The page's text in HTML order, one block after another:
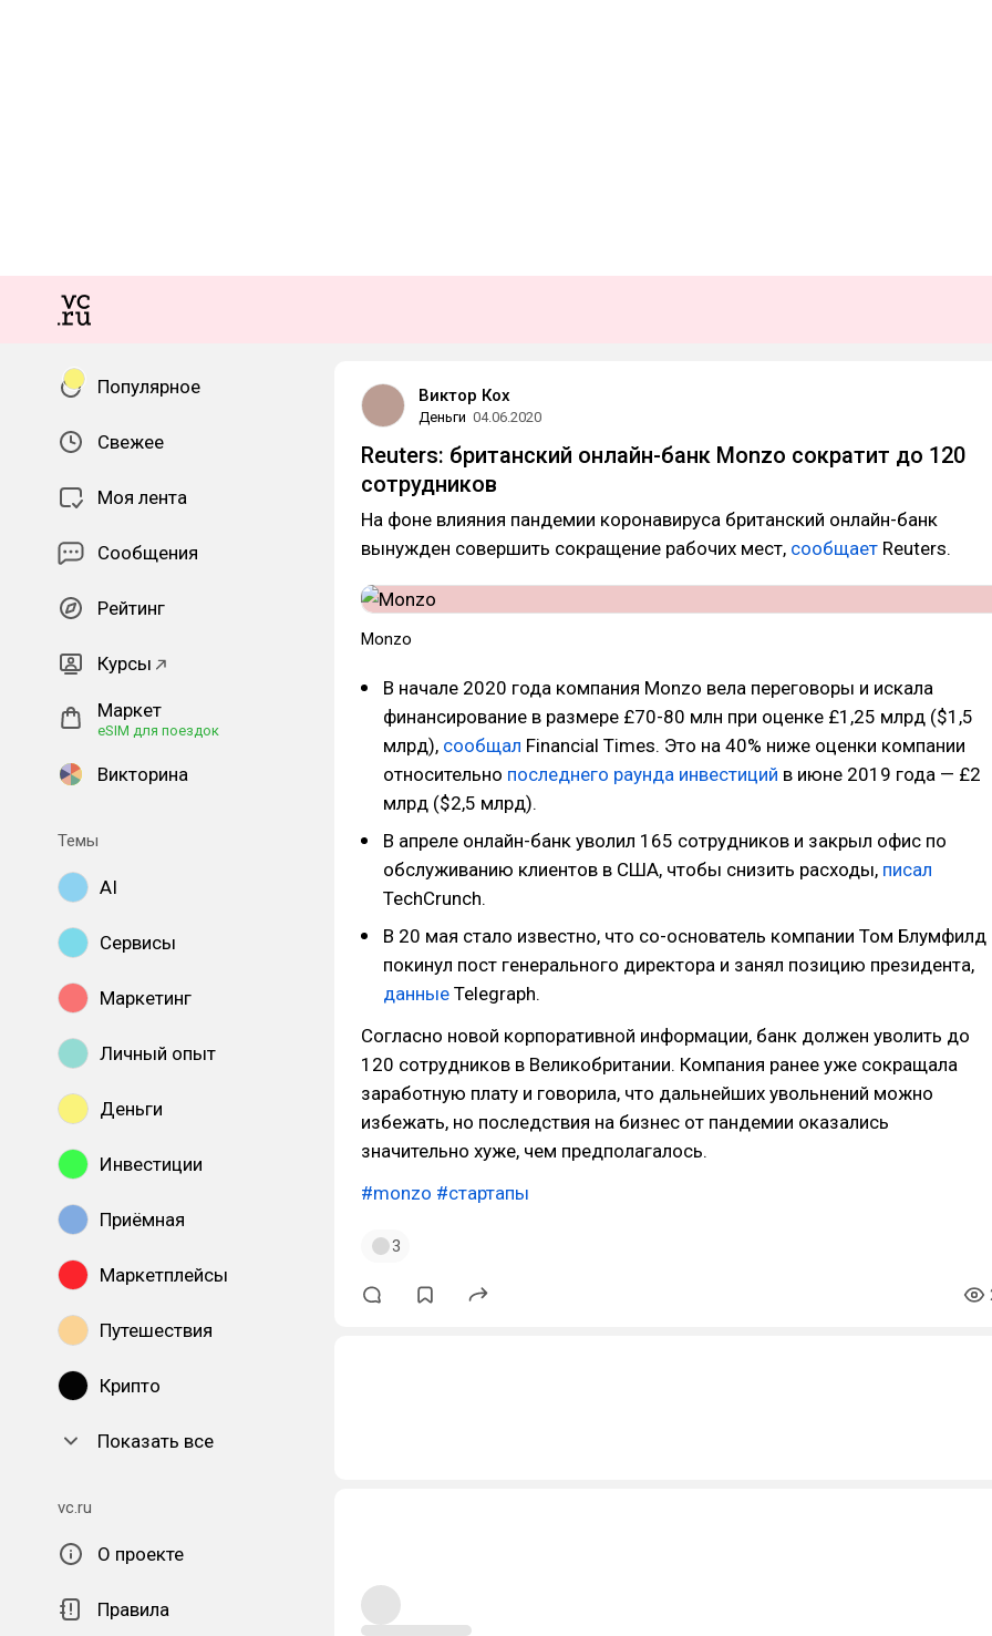
Популярное
Свежее
Моя лента
Сообщения
Рейтинг
Курсы
Маркет
eSIM для поездок
Викторина
Темы
AI
Сервисы
Маркетинг
Личный опыт
Деньги
Инвестиции
Приёмная
Маркетплейсы
Путешествия
Крипто
Показать все
vc.ru
О проекте
Правила
Виктор Кох
Деньги 04.06.2020
Reuters: британский онлайн-банк Monzo сократит до 120
сотрудников
На фоне влияния пандемии коронавируса британский онлайн-банк
вынужден совершить сокращение рабочих мест, сообщает Reuters.
Monzo
В начале 2020 года компания Monzo вела переговоры и искала
финансирование в размере £70-80 млн при оценке £1,25 млрд ($1,5
млрд), сообщал Financial Times. Это на 40% ниже оценки компании
относительно последнего раунда инвестиций в июне 2019 года — £2
млрд ($2,5 млрд).
В апреле онлайн-банк уволил 165 сотрудников и закрыл офис по
обслуживанию клиентов в США, чтобы снизить расходы, писал
TechCrunch.
В 20 мая стало известно, что со-основатель компании Том Блумфилд
покинул пост генерального директора и занял позицию президента,
данные Telegraph.
Согласно новой корпоративной информации, банк должен уволить до
120 сотрудников в Великобритании. Компания ранее уже сокращала
заработную плату и говорила, что дальнейших увольнений можно
избежать, но последствия на бизнес от пандемии оказались
значительно хуже, чем предполагалось.
#monzo #стартапы
3